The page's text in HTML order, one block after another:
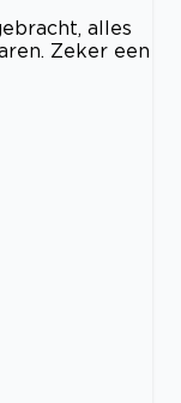
alles
Zeker een